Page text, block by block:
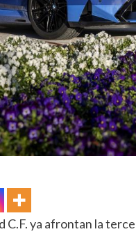
C.F. ya afrontan la